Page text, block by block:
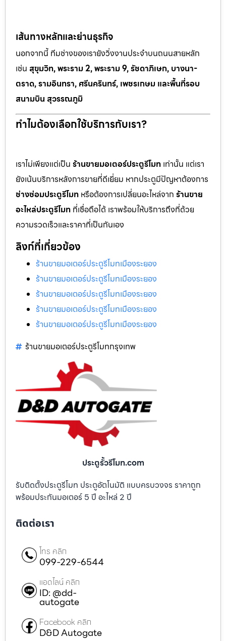
เส้นทางหลักและย่านธุรกิจ
นอกจากนี้ ทีมช่างของเรายังวิ่งงานประจำบนถนนสายหลัก
เช่น สุขุมวิท, พระราม 2, พระราม 9, รัชดาภิเษก, บางนา-
ตราด, รามอินทรา, ศรีนครินทร์, เพชรเกษม และพื้นที่รอบ
สนามบิน สุวรรณภูมิ
ทำไมต้องเลือกใช้บริการกับเรา?
เราไม่เพียงแต่เป็น ร้านขายมอเตอร์ประตูรีโมท เท่านั้น แต่เรา
ยังเน้นบริการหลังการขายที่ดีเยี่ยม หากประตูมีปัญหาต้องการ
ช่างซ่อมประตูรีโมท หรือต้องการเปลี่ยนอะไหล่จาก ร้านขาย
อะไหล่ประตูรีโมท ที่เชื่อถือได้ เราพร้อมให้บริการถึงที่ด้วย
ความรวดเร็วและราคาที่เป็นกันเอง
ลิงก์ที่เกี่ยวข้อง
ร้านขายมอเตอร์ประตูรีโมทเมืองระยอง
ร้านขายมอเตอร์ประตูรีโมทเมืองระยอง
ร้านขายมอเตอร์ประตูรีโมทเมืองระยอง
ร้านขายมอเตอร์ประตูรีโมทเมืองระยอง
ร้านขายมอเตอร์ประตูรีโมทเมืองระยอง
ร้านขายมอเตอร์ประตูรีโมทกรุงเทพ
ประตูรั้วรีโมท.com
รับติดตั้งประตูรีโมท ประตูอัตโนมัติ แบบครบวงจร ราคาถูก
พร้อมประกันมอเตอร์ 5 ปี อะไหล่ 2 ปี
ติดต่อเรา
โทร คลิก
099-229-6544
แอดไลน์ คลิก
ID: @dd-
autogate
Facebook คลิก
D&D Autogate